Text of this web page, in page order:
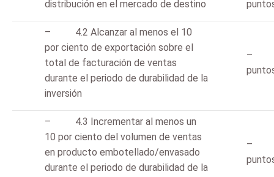
distribución en el mercado de destino
– 4.2 Alcanzar al menos el 10
por ciento de exportación sobre el
total de facturación de ventas
durante el periodo de durabilidad de la
inversión
–
– 4.3 Incrementar al menos un
10 por ciento del volumen de ventas
en producto embotellado/envasado
durante el periodo de durabilidad de la
–